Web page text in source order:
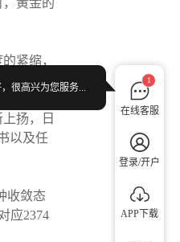
黄金的
紧缩，
扬，日
以及任
收敛态
应2374
1
在线客服
登录/开户
APP下载
很高兴为您服务...